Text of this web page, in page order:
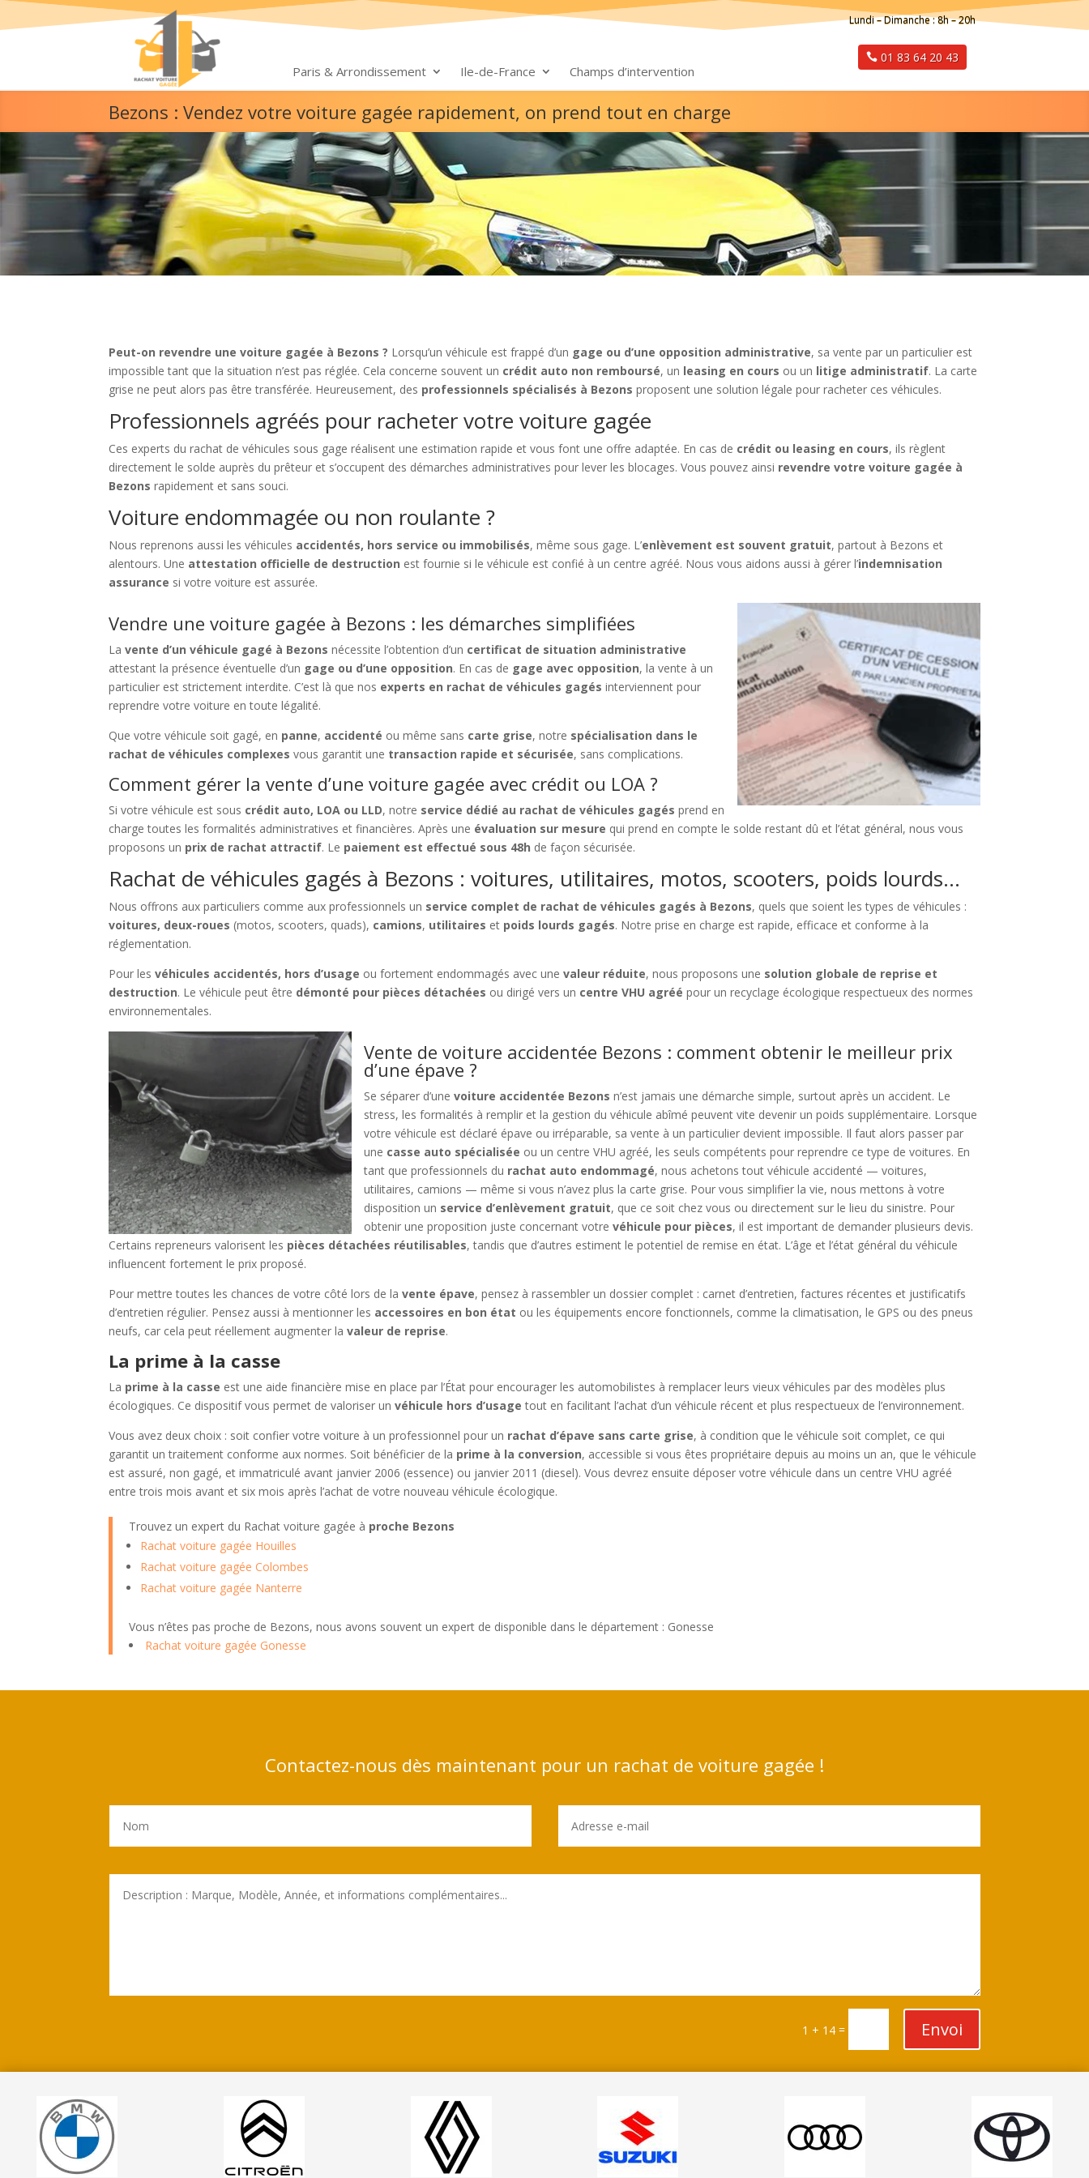
Paris & Arrondissement Ile-de-France Champs d’intervention
Lundi – Dimanche : 8h – 20h
01 83 64 20 43
Bezons : Vendez votre voiture gagée rapidement, on prend tout en charge
Peut-on revendre une voiture gagée à Bezons ? Lorsqu’un véhicule est frappé d’un gage ou d’une opposition administrative, sa vente par un particulier est
impossible tant que la situation n’est pas réglée. Cela concerne souvent un crédit auto non remboursé, un leasing en cours ou un litige administratif. La carte
grise ne peut alors pas être transférée. Heureusement, des professionnels spécialisés à Bezons proposent une solution légale pour racheter ces véhicules.
Professionnels agréés pour racheter votre voiture gagée
Ces experts du rachat de véhicules sous gage réalisent une estimation rapide et vous font une offre adaptée. En cas de crédit ou leasing en cours, ils règlent
directement le solde auprès du prêteur et s’occupent des démarches administratives pour lever les blocages. Vous pouvez ainsi revendre votre voiture gagée à
Bezons rapidement et sans souci.
Voiture endommagée ou non roulante ?
Nous reprenons aussi les véhicules accidentés, hors service ou immobilisés, même sous gage. L’enlèvement est souvent gratuit, partout à Bezons et
alentours. Une attestation officielle de destruction est fournie si le véhicule est confié à un centre agréé. Nous vous aidons aussi à gérer l’indemnisation
assurance si votre voiture est assurée.
Vendre une voiture gagée à Bezons : les démarches simplifiées
Lavente d’un véhicule gagé à Bezons nécessite l’obtention d’un certificat de situation administrative
attestant la présence éventuelle d’un gage ou d’une opposition. En cas de gage avec opposition, la vente à un
particulier est strictement interdite. C’est là que nos experts en rachat de véhicules gagés interviennent pour
reprendre votre voiture en toute légalité.
Que votre véhicule soit gagé, en panne, accidenté ou même sans carte grise, notre spécialisation dans le
rachat de véhicules complexes vous garantit une transaction rapide et sécurisée, sans complications.
Comment gérer la vente d’une voiture gagée avec crédit ou LOA ?
Si votre véhicule est sous crédit auto, LOA ou LLD, notre service dédié au rachat de véhicules gagés prend en
charge toutes les formalités administratives et financières. Après une évaluation sur mesure qui prend en compte le solde restant dû et l’état général, nous vous
proposons un prix de rachat attractif. Le paiement est effectué sous 48h de façon sécurisée.
Rachat de véhicules gagés à Bezons : voitures, utilitaires, motos, scooters, poids lourds…
Nous offrons aux particuliers comme aux professionnels un service complet de rachat de véhicules gagés à Bezons, quels que soient les types de véhicules :
voitures, deux-roues (motos, scooters, quads), camions, utilitaires et poids lourds gagés. Notre prise en charge est rapide, efficace et conforme à la
réglementation.
Pour lesvéhicules accidentés, hors d’usage ou fortement endommagés avec unevaleur réduite, nous proposons une solution globale de reprise et
destruction. Le véhicule peut être démonté pour pièces détachées ou dirigé vers un centre VHU agréé pour un recyclage écologique respectueux des normes
environnementales.
Vente de voiture accidentée Bezons : comment obtenir le meilleur prix
d’une épave ?
Se séparer d’unevoiture accidentée Bezons n’est jamais une démarche simple, surtout après un accident. Le
stress, les formalités à remplir et la gestion du véhicule abîmé peuvent vite devenir un poids supplémentaire. Lorsque
votre véhicule est déclaré épave ou irréparable, sa vente à un particulier devient impossible. Il faut alors passer par
une casse auto spécialisée ou un centre VHU agréé, les seuls compétents pour reprendre ce type de voitures. En
tant que professionnels du rachat auto endommagé, nous achetons tout véhicule accidenté — voitures,
utilitaires, camions — même si vous n’avez plus la carte grise. Pour vous simplifier la vie, nous mettons à votre
disposition un service d’enlèvement gratuit, que ce soit chez vous ou directement sur le lieu du sinistre. Pour
obtenir une proposition juste concernant votrevéhicule pour pièces, il est important de demander plusieurs devis.
Certains repreneurs valorisent les pièces détachées réutilisables, tandis que d’autres estiment le potentiel de remise en état. L’âge et l’état général du véhicule
influencent fortement le prix proposé.
Pour mettre toutes les chances de votre côté lors de lavente épave, pensez à rassembler un dossier complet : carnet d’entretien, factures récentes et justificatifs
d’entretien régulier. Pensez aussi à mentionner les accessoires en bon état ou les équipements encore fonctionnels, comme la climatisation, le GPS ou des pneus
neufs, car cela peut réellement augmenter lavaleur de reprise.
La prime à la casse
La prime à la casse est une aide financière mise en place par l’État pour encourager les automobilistes à remplacer leurs vieux véhicules par des modèles plus
écologiques. Ce dispositif vous permet de valoriser unvéhicule hors d’usage tout en facilitant l’achat d’un véhicule récent et plus respectueux de l’environnement.
Vous avez deux choix : soit confier votre voiture à un professionnel pour un rachat d’épave sans carte grise, à condition que le véhicule soit complet, ce qui
garantit un traitement conforme aux normes. Soit bénéficier de la prime à la conversion, accessible si vous êtes propriétaire depuis au moins un an, que le véhicule
est assuré, non gagé, et immatriculé avant janvier 2006 (essence) ou janvier 2011 (diesel). Vous devrez ensuite déposer votre véhicule dans un centre VHU agréé
entre trois mois avant et six mois après l’achat de votre nouveau véhicule écologique.
Trouvez un expert du Rachat voiture gagée à proche Bezons
Rachat voiture gagée Houilles
Rachat voiture gagée Colombes
Rachat voiture gagée Nanterre
Vous n’êtes pas proche de Bezons, nous avons souvent un expert de disponible dans le département : Gonesse
Rachat voiture gagée Gonesse
Contactez-nous dès maintenant pour un rachat de voiture gagée !
1 + 14= Envoi